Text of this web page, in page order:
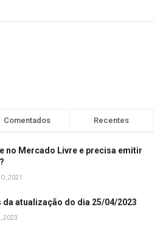
Comentados Recentes
no Mercado Livre e precisa emitir
2021
da atualização do dia 25/04/2023
2023